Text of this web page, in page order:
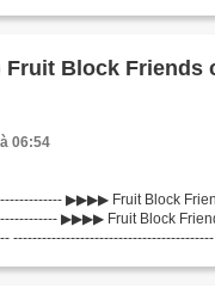
Fruit Block Friends
06:54
▶▶▶▶ Fruit Block
▶▶▶▶ Fruit Block